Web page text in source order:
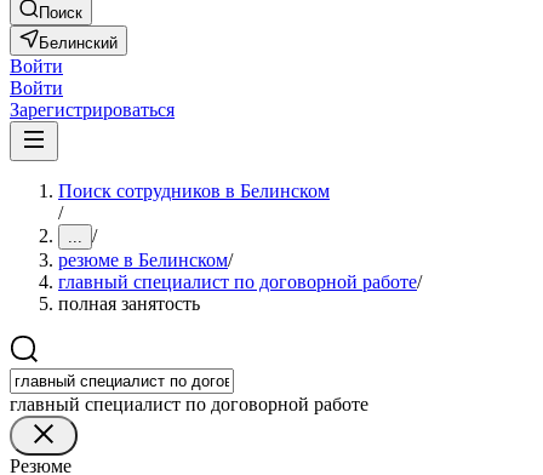
Поиск
Белинский
Войти
Войти
Зарегистрироваться
Поиск сотрудников в Белинском
/
... /
резюме в Белинском/
главный специалист по договорной работе/
полная занятость
главный специалист по договорной работе
Резюме